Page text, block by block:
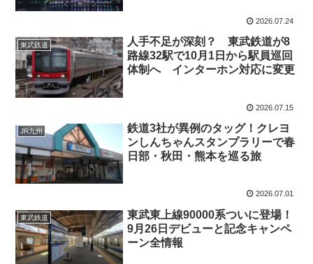
2026.07.24
東武鉄道
人手不足が深刻？ 東武鉄道が8
路線32駅で10月1日から駅員巡回
体制へ インターホン対応に変更
2026.07.15
JR九州
鉄道3社が異例のタッグ！クレヨ
ンしんちゃんスタンプラリーで春
日部・秋田・熊本を巡る旅
2026.07.01
東武鉄道
東武東上線90000系ついに登場！
9月26日デビューと記念キャンペ
ーン全情報